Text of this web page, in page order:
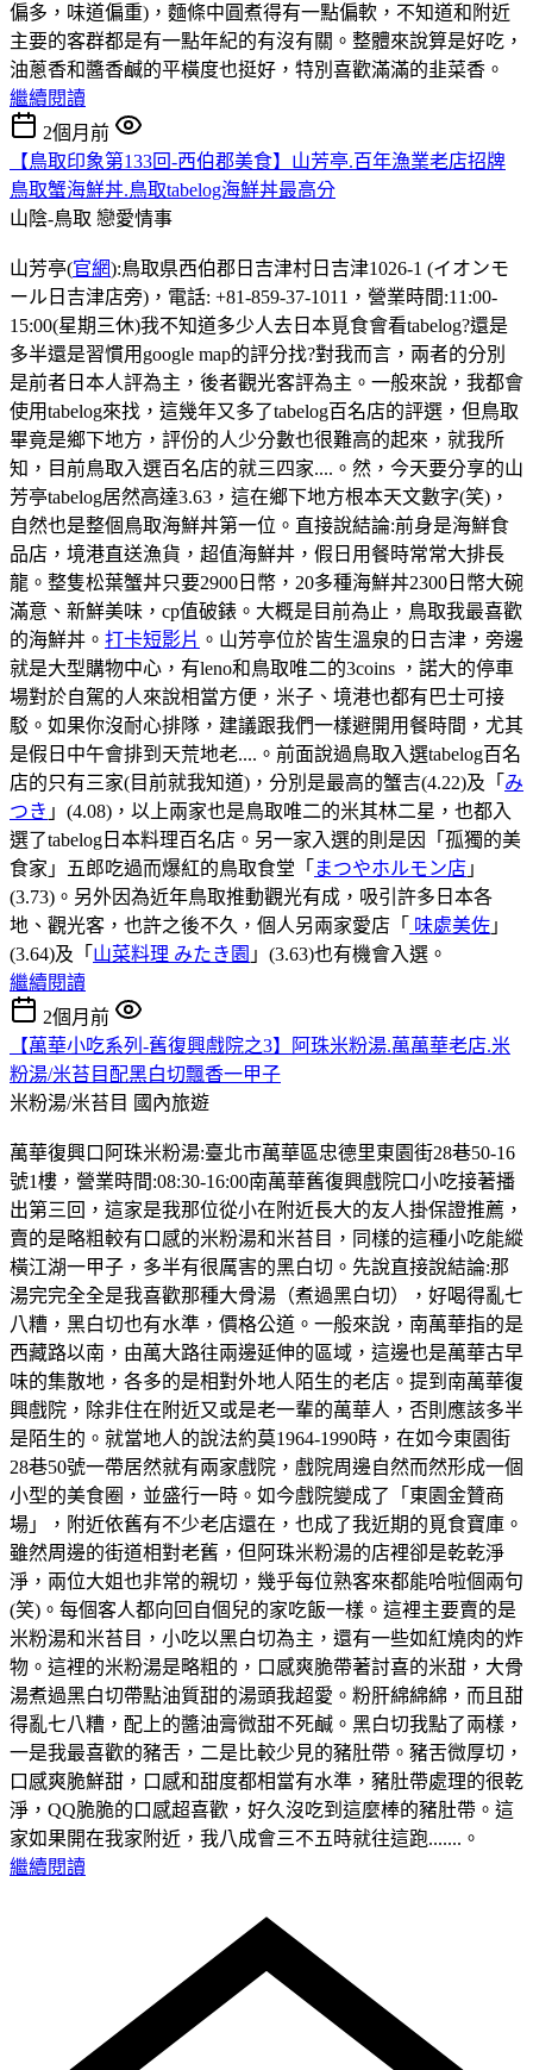
偏多，味道偏重)，麵條中圓煮得有一點偏軟，不知道和附近
主要的客群都是有一點年紀的有沒有關。整體來說算是好吃，
油蔥香和醬香鹹的平橫度也挺好，特別喜歡滿滿的韭菜香。
繼續閱讀
2個月前
【鳥取印象第133回-西伯郡美食】山芳亭.百年漁業老店招牌
鳥取蟹海鮮丼.鳥取tabelog海鮮丼最高分
山陰-鳥取 戀愛情事
山芳亭(官網):鳥取県西伯郡日吉津村日吉津1026-1 (イオンモ
ール日吉津店旁)，電話: +81-859-37-1011，營業時間:11:00-
15:00(星期三休)我不知道多少人去日本覓食會看tabelog?還是
多半還是習慣用google map的評分找?對我而言，兩者的分別
是前者日本人評為主，後者觀光客評為主。一般來說，我都會
使用tabelog來找，這幾年又多了tabelog百名店的評選，但鳥取
畢竟是鄉下地方，評份的人少分數也很難高的起來，就我所
知，目前鳥取入選百名店的就三四家....。然，今天要分享的山
芳亭tabelog居然高達3.63，這在鄉下地方根本天文數字(笑)，
自然也是整個鳥取海鮮丼第一位。直接說結論:前身是海鮮食
品店，境港直送漁貨，超值海鮮丼，假日用餐時常常大排長
龍。整隻松葉蟹丼只要2900日幣，20多種海鮮丼2300日幣大碗
滿意、新鮮美味，cp值破錶。大概是目前為止，鳥取我最喜歡
的海鮮丼。 打卡短影片 。山芳亭位於皆生溫泉的日吉津，旁邊
就是大型購物中心，有leno和鳥取唯二的3coins ，諾大的停車
場對於自駕的人來說相當方便，米子、境港也都有巴士可接
駁。如果你沒耐心排隊，建議跟我們一樣避開用餐時間，尤其
是假日中午會排到天荒地老....。前面說過鳥取入選tabelog百名
店的只有三家(目前就我知道)，分別是最高的蟹吉(4.22)及「 み
つき 」(4.08)，以上兩家也是鳥取唯二的米其林二星，也都入
選了tabelog日本料理百名店。另一家入選的則是因「孤獨的美
食家」五郎吃過而爆紅的鳥取食堂「 まつやホルモン店 」
(3.73)。另外因為近年鳥取推動觀光有成，吸引許多日本各
地、觀光客，也許之後不久，個人另兩家愛店「 味處美佐 」
(3.64)及「 山菜料理 みたき園 」(3.63)也有機會入選。
繼續閱讀
2個月前
【萬華小吃系列-舊復興戲院之3】阿珠米粉湯.萬萬華老店.米
粉湯/米苔目配黑白切飄香一甲子
米粉湯/米苔目 國內旅遊
萬華復興口阿珠米粉湯:臺北市萬華區忠德里東園街28巷50-16
號1樓，營業時間:08:30-16:00南萬華舊復興戲院口小吃接著播
出第三回，這家是我那位從小在附近長大的友人掛保證推薦，
賣的是略粗較有口感的米粉湯和米苔目，同樣的這種小吃能縱
橫江湖一甲子，多半有很厲害的黑白切。先說直接說結論:那
湯完完全全是我喜歡那種大骨湯（煮過黑白切），好喝得亂七
八糟，黑白切也有水準，價格公道。一般來說，南萬華指的是
西藏路以南，由萬大路往兩邊延伸的區域，這邊也是萬華古早
味的集散地，各多的是相對外地人陌生的老店。提到南萬華復
興戲院，除非住在附近又或是老一輩的萬華人，否則應該多半
是陌生的。就當地人的說法約莫1964-1990時，在如今東園街
28巷50號一帶居然就有兩家戲院，戲院周邊自然而然形成一個
小型的美食圈，並盛行一時。如今戲院變成了「東園金贊商
場」，附近依舊有不少老店還在，也成了我近期的覓食寶庫。
雖然周邊的街道相對老舊，但阿珠米粉湯的店裡卻是乾乾淨
淨，兩位大姐也非常的親切，幾乎每位熟客來都能哈啦個兩句
(笑)。每個客人都向回自個兒的家吃飯一樣。這裡主要賣的是
米粉湯和米苔目，小吃以黑白切為主，還有一些如紅燒肉的炸
物。這裡的米粉湯是略粗的，口感爽脆帶著討喜的米甜，大骨
湯煮過黑白切帶點油質甜的湯頭我超愛。粉肝綿綿綿，而且甜
得亂七八糟，配上的醬油膏微甜不死鹹。黑白切我點了兩樣，
一是我最喜歡的豬舌，二是比較少見的豬肚帶。豬舌微厚切，
口感爽脆鮮甜，口感和甜度都相當有水準，豬肚帶處理的很乾
淨，QQ脆脆的口感超喜歡，好久沒吃到這麼棒的豬肚帶。這
家如果開在我家附近，我八成會三不五時就往這跑.......。
繼續閱讀